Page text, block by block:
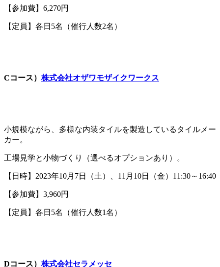
【参加費】6,270円
【定員】各日5名（催行人数2名）
Cコース） 株式会社オザワモザイクワークス
小規模ながら、多様な内装タイルを製造しているタイルメー
カー。
工場見学と小物づくり（選べるオプションあり）。
【日時】2023年10月7日（土）、11月10日（金）11:30～16:40
【参加費】3,960円
【定員】各日5名（催行人数1名）
Dコース） 株式会社セラメッセ